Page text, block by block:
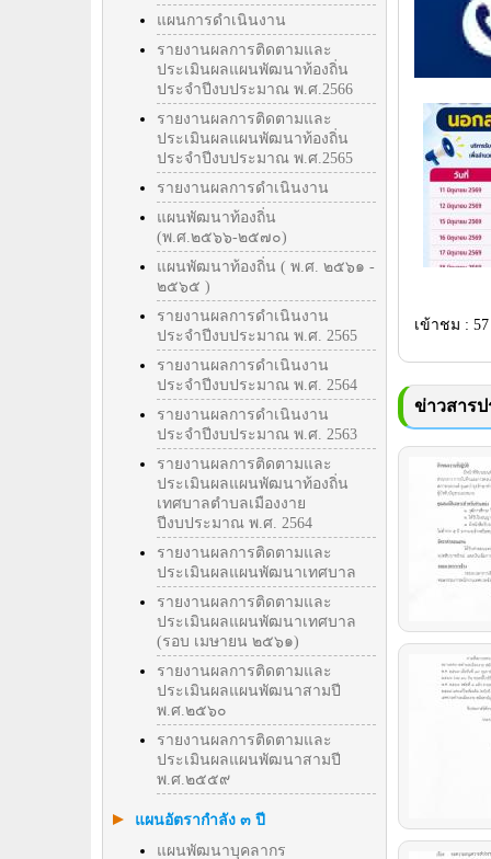
แผนการดำเนินงาน
รายงานผลการติดตามและ
ประเมินผลแผนพัฒนาท้องถิ่น
ประจำปีงบประมาณ พ.ศ.2566
รายงานผลการติดตามและ
ประเมินผลแผนพัฒนาท้องถิ่น
ประจำปีงบประมาณ พ.ศ.2565
รายงานผลการดำเนินงาน
แผนพัฒนาท้องถิ่น
(พ.ศ.๒๕๖๖-๒๕๗๐)
แผนพัฒนาท้องถิ่น ( พ.ศ. ๒๕๖๑ -
๒๕๖๕ )
รายงานผลการดำเนินงาน
ประจำปีงบประมาณ พ.ศ. 2565
รายงานผลการดำเนินงาน
ประจำปีงบประมาณ พ.ศ. 2564
รายงานผลการดำเนินงาน
ประจำปีงบประมาณ พ.ศ. 2563
รายงานผลการติดตามและ
ประเมินผลแผนพัฒนาท้องถิ่น
เทศบาลตำบลเมืองงาย
ปีงบประมาณ พ.ศ. 2564
รายงานผลการติดตามและ
ประเมินผลแผนพัฒนาเทศบาล
รายงานผลการติดตามและ
ประเมินผลแผนพัฒนาเทศบาล
(รอบ เมษายน ๒๕๖๑)
รายงานผลการติดตามและ
ประเมินผลแผนพัฒนาสามปี
พ.ศ.๒๕๖๐
รายงานผลการติดตามและ
ประเมินผลแผนพัฒนาสามปี
พ.ศ.๒๕๕๙
แผนอัตรากำลัง ๓ ปี
แผนพัฒนาบุคลากร
เข้าชม : 57
ข่าวสาร